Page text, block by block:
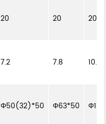
20 20 20
7.2 7.8 10.4
Φ50(32)*50 Φ63*50